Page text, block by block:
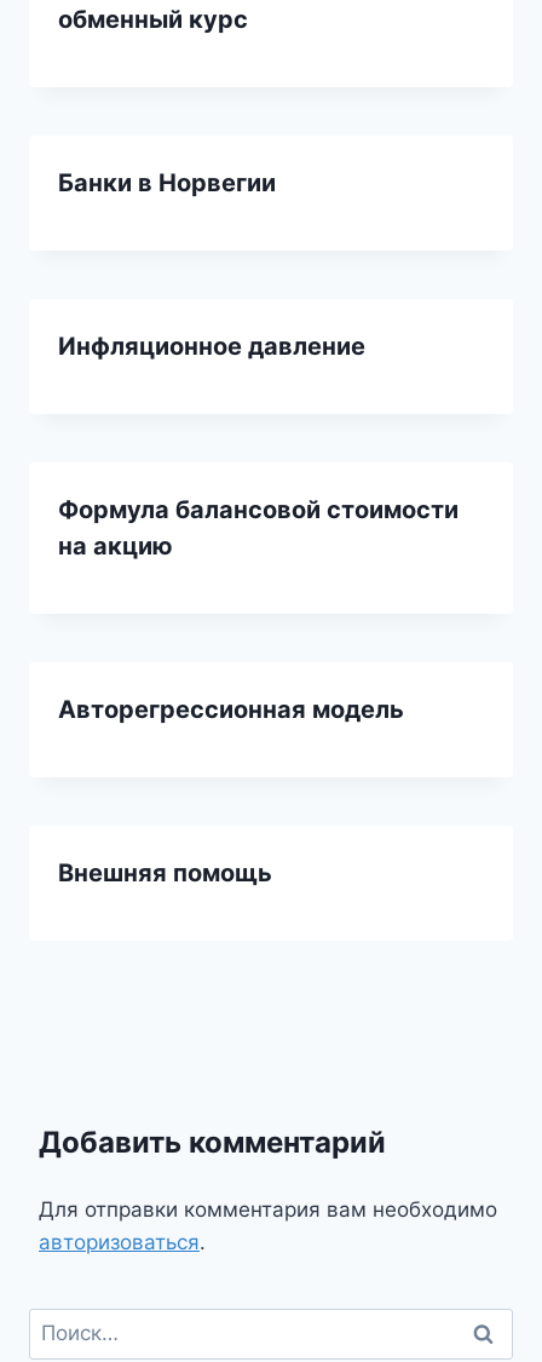
обменный курс
Банки в Норвегии
Инфляционное давление
Формула балансовой стоимости
на акцию
Авторегрессионная модель
Внешняя помощь
Добавить комментарий
Для отправки комментария вам необходимо
авторизоваться.
Найти: